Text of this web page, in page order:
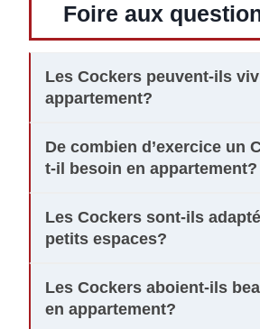
Foire aux
Les Cockers peuvent-ils
appartement?
De combien d’exercice un
t-il besoin en appartement?
Les Cockers sont-ils
petits espaces?
Les Cockers aboient-ils
en appartement?